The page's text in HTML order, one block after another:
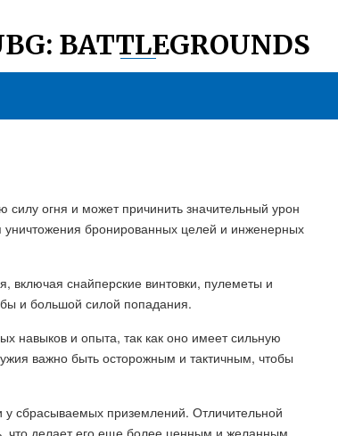
BATTLEGROUNDS
огня и может причинить значительный урон
уничтожения бронированных целей и инженерных
включая снайперские винтовки, пулеметы и
и большой силой попадания.
навыков и опыта, так как оно имеет сильную
важно быть осторожным и тактичным, чтобы
у сбрасываемых приземлений. Отличительной
что делает его еще более ценным и желанным.